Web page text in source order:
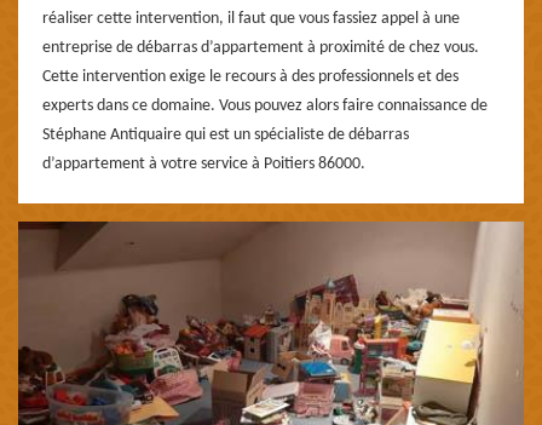
réaliser cette intervention, il faut que vous fassiez appel à une
entreprise de débarras d’appartement à proximité de chez vous.
Cette intervention exige le recours à des professionnels et des
experts dans ce domaine. Vous pouvez alors faire connaissance de
Stéphane Antiquaire qui est un spécialiste de débarras
d’appartement à votre service à Poitiers 86000.